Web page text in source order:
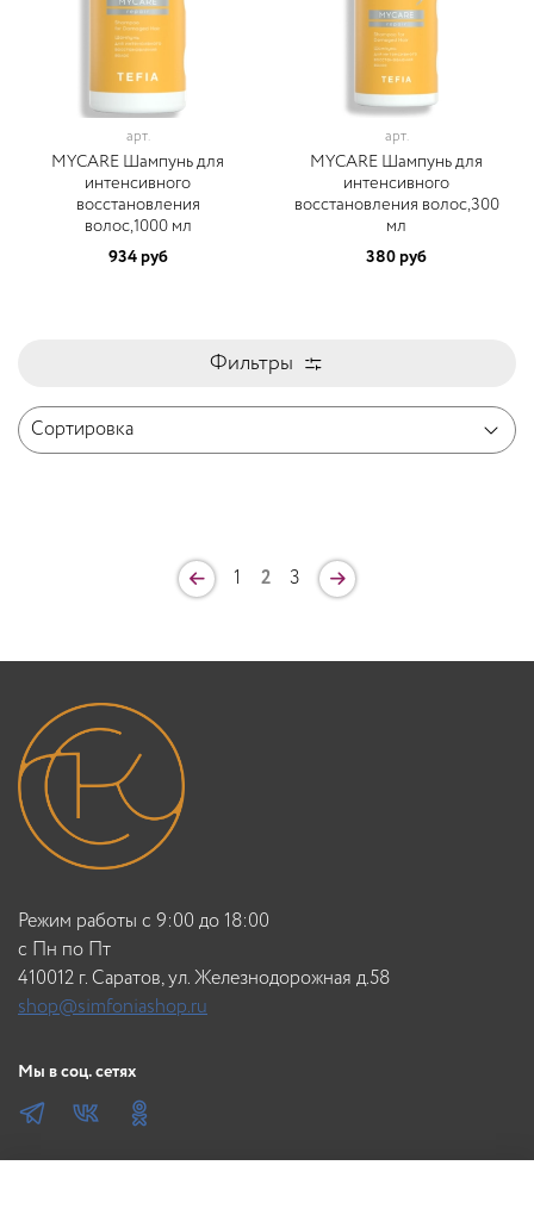
арт.
MYCARE Шампунь для
интенсивного
восстановления
волос,1000 мл
934 руб
арт.
MYCARE Шампунь для
интенсивного
восстановления волос,300
мл
380 руб
Фильтры
1 2 3
Режим работы с 9:00 до 18:00
c Пн по Пт
410012 г. Саратов, ул. Железнодорожная д.58
shop@simfoniashop.ru
Мы в соц. сетях